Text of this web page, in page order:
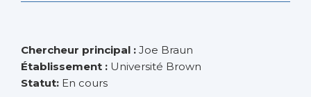
Chercheur principal : Joe Braun
Établissement : Université Brown
Statut: En cours